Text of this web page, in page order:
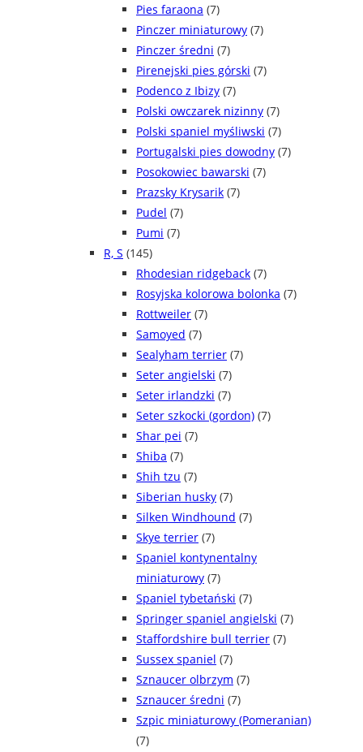
Pies faraona (7)
Pinczer miniaturowy (7)
Pinczer średni (7)
Pirenejski pies górski (7)
Podenco z Ibizy (7)
Polski owczarek nizinny (7)
Polski spaniel myśliwski (7)
Portugalski pies dowodny (7)
Posokowiec bawarski (7)
Prazsky Krysarik (7)
Pudel (7)
Pumi (7)
R, S (145)
Rhodesian ridgeback (7)
Rosyjska kolorowa bolonka (7)
Rottweiler (7)
Samoyed (7)
Sealyham terrier (7)
Seter angielski (7)
Seter irlandzki (7)
Seter szkocki (gordon) (7)
Shar pei (7)
Shiba (7)
Shih tzu (7)
Siberian husky (7)
Silken Windhound (7)
Skye terrier (7)
Spaniel kontynentalny
miniaturowy (7)
Spaniel tybetański (7)
Springer spaniel angielski (7)
Staffordshire bull terrier (7)
Sussex spaniel (7)
Sznaucer olbrzym (7)
Sznaucer średni (7)
Szpic miniaturowy (Pomeranian)
(7)